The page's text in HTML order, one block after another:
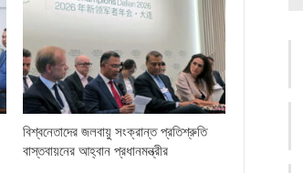
বিশ্বনেতাদের জলবায়ু সংক্রান্ত প্রতিশ্রুতি
বাস্তবায়নের আহ্বান প্রধানমন্ত্রীর